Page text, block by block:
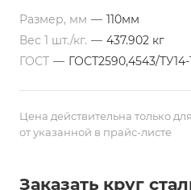
Размер, мм — 110мм
Вес 1 шт./кг. — 437.902 кг
ГОСТ — ГОСТ2590,4543/ТУ14-
Цена действительна только
от указанной в прайс-листе
Заказать круг